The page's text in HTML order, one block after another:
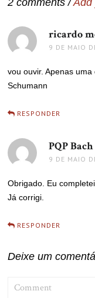
2 comments /Add
ricardo
9 DE MAIO
vou ouvir. Apenas
Schumann
RESPONDER
PQP Bach
9 DE MAIO
Obrigado. Eu
Já corrigi.
RESPONDER
Deixe um